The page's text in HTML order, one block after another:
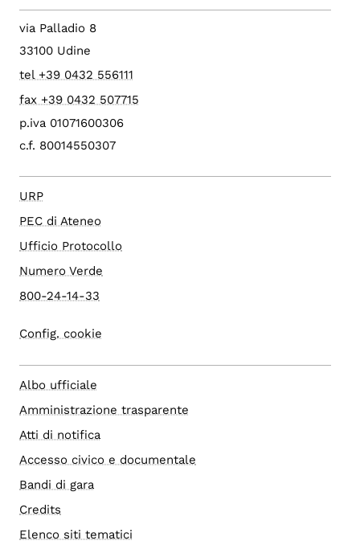
via Palladio 8
33100 Udine
tel +39 0432 556111
fax +39 0432 507715
p.iva 01071600306
c.f. 80014550307
URP
PEC di Ateneo
Ufficio Protocollo
Numero Verde
800-24-14-33
Config. cookie
Albo ufficiale
Amministrazione trasparente
Atti di notifica
Accesso civico e documentale
Bandi di gara
Credits
Elenco siti tematici